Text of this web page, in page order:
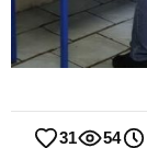
31 54